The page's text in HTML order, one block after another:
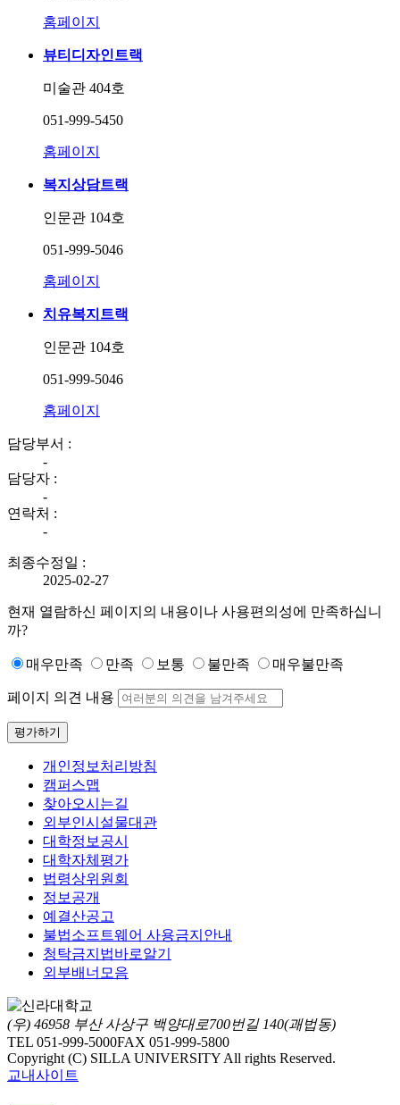
홈페이지
뷰티디자인트랙
미술관 404호
051-999-5450
홈페이지
복지상담트랙
인문관 104호
051-999-5046
홈페이지
치유복지트랙
인문관 104호
051-999-5046
홈페이지
담당부서 :
-
담당자 :
-
연락처 :
-
최종수정일 :
2025-02-27
현재 열람하신 페이지의 내용이나 사용편의성에 만족하십니
까?
매우만족 만족 보통 불만족 매우불만족
페이지 의견 내용
평가하기
개인정보처리방침
캠퍼스맵
찾아오시는길
외부인시설물대관
대학정보공시
대학자체평가
법령상위원회
정보공개
예결산공고
불법소프트웨어 사용금지안내
청탁금지법바로알기
외부배너모음
(우) 46958 부산 사상구 백양대로700번길 140(괘법동)
TEL 051-999-5000FAX 051-999-5800
Copyright (C) SILLA UNIVERSITY All rights Reserved.
교내사이트